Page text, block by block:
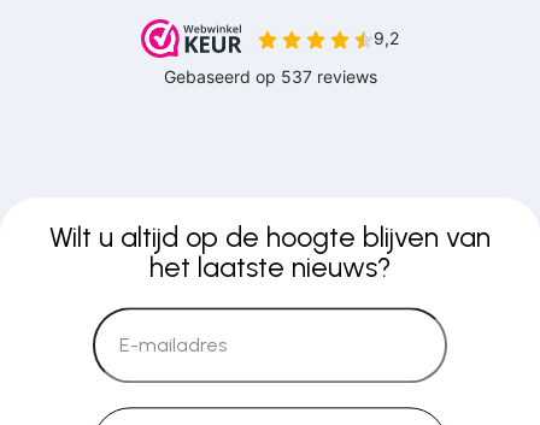
Wilt u altijd op de hoogte blijven van
het laatste nieuws?